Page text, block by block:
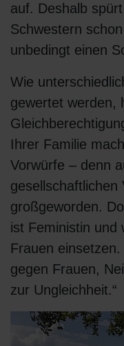
auf. Deshalb
Schwestern
unbedingt einen
Wie
gewertet werden,
Ihrer Familie
Vorwürfe – denn
gesellschaftlichen
großgeworden.
ist Feministin und
Frauen
gegen Frauen,
zur Ungleichheit.“